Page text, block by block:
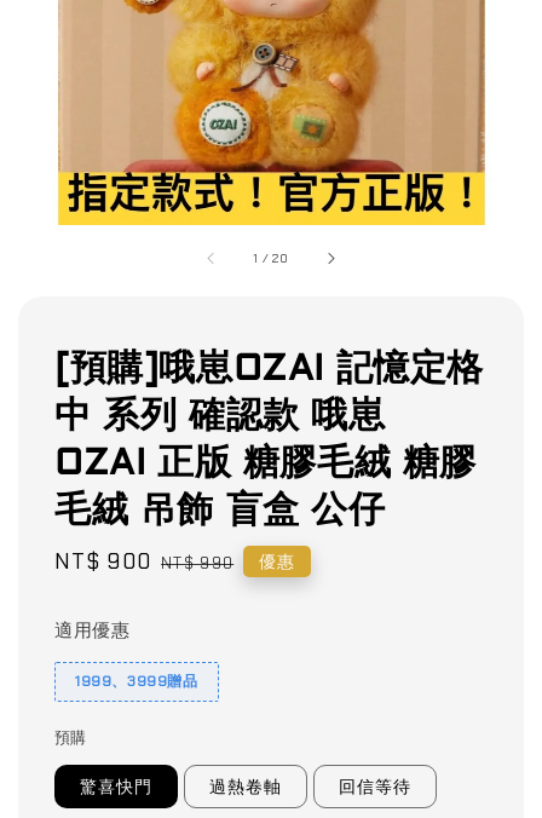
1 /20
[預購]哦崽OZAI 記憶定格
中 系列 確認款 哦崽
OZAI 正版 糖膠毛絨 糖膠
毛絨 吊飾 盲盒 公仔
Sale
NT$ 900 Regular
NT$ 990 優惠
適用優惠
1999、3999贈品
預購
驚喜快門 過熱卷軸 回信等待